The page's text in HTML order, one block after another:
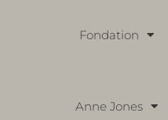
Fondation
Anne Jones